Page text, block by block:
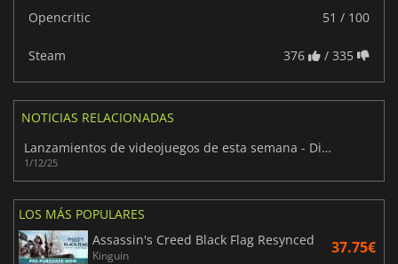
Opencritic
51 / 100
Steam 376 / 335
NOTICIAS RELACIONADAS
Lanzamientos de videojuegos de esta semana - Diciembre 2025 (Semana 49)
1/12/25
LOS MÁS POPULARES
Assassin's Creed Black Flag Resynced
Kinguin 37.75€